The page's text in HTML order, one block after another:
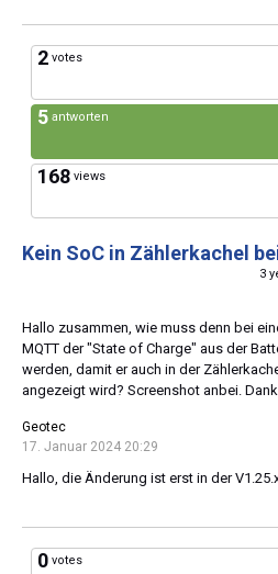
2 votes
5 antworten
168 views
Kein SoC in Zählerkachel
3
Hallo zusammen, wie muss denn bei
MQTT der "State of Charge" aus der
werden, damit er auch in der
angezeigt wird? Screenshot anbei.
Geotec
17. Januar 2024 20:29
Hallo, die Änderung ist erst in der
0 votes